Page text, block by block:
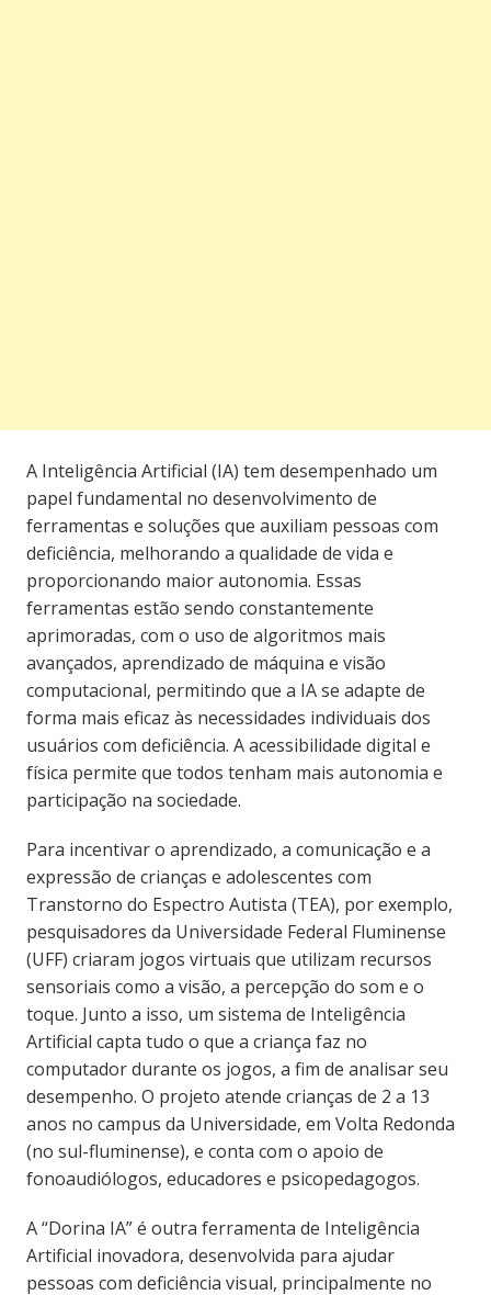
A Inteligência Artificial (IA) tem desempenhado um
papel fundamental no desenvolvimento de
ferramentas e soluções que auxiliam pessoas com
deficiência, melhorando a qualidade de vida e
proporcionando maior autonomia. Essas
ferramentas estão sendo constantemente
aprimoradas, com o uso de algoritmos mais
avançados, aprendizado de máquina e visão
computacional, permitindo que a IA se adapte de
forma mais eficaz às necessidades individuais dos
usuários com deficiência. A acessibilidade digital e
física permite que todos tenham mais autonomia e
participação na sociedade.
Para incentivar o aprendizado, a comunicação e a
expressão de crianças e adolescentes com
Transtorno do Espectro Autista (TEA), por exemplo,
pesquisadores da Universidade Federal Fluminense
(UFF) criaram jogos virtuais que utilizam recursos
sensoriais como a visão, a percepção do som e o
toque. Junto a isso, um sistema de Inteligência
Artificial capta tudo o que a criança faz no
computador durante os jogos, a fim de analisar seu
desempenho. O projeto atende crianças de 2 a 13
anos no campus da Universidade, em Volta Redonda
(no sul-fluminense), e conta com o apoio de
fonoaudiólogos, educadores e psicopedagogos.
A “Dorina IA” é outra ferramenta de Inteligência
Artificial inovadora, desenvolvida para ajudar
pessoas com deficiência visual, principalmente no